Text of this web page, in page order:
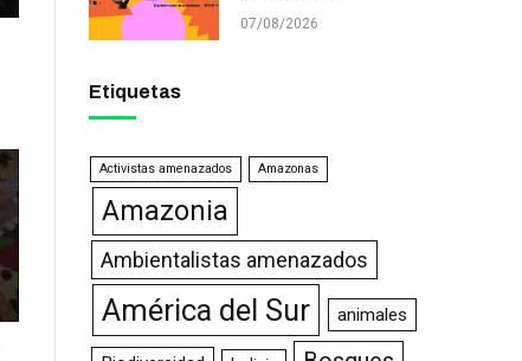
07/08/2026
Etiquetas
Activistas amenazados Amazonas
Amazonia
Ambientalistas amenazados
América del Sur animales